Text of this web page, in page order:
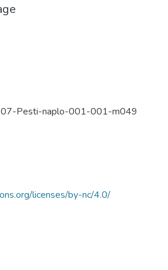
Pesti-naplo-001-001-m049
licenses/by-nc/4.0/